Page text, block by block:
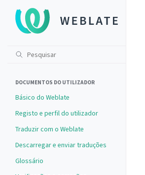
DOCUMENTOS DO UTILIZADOR
Básico do Weblate
Registo e perfil do utilizador
Traduzir com o Weblate
Descarregar e enviar traduções
Glossário